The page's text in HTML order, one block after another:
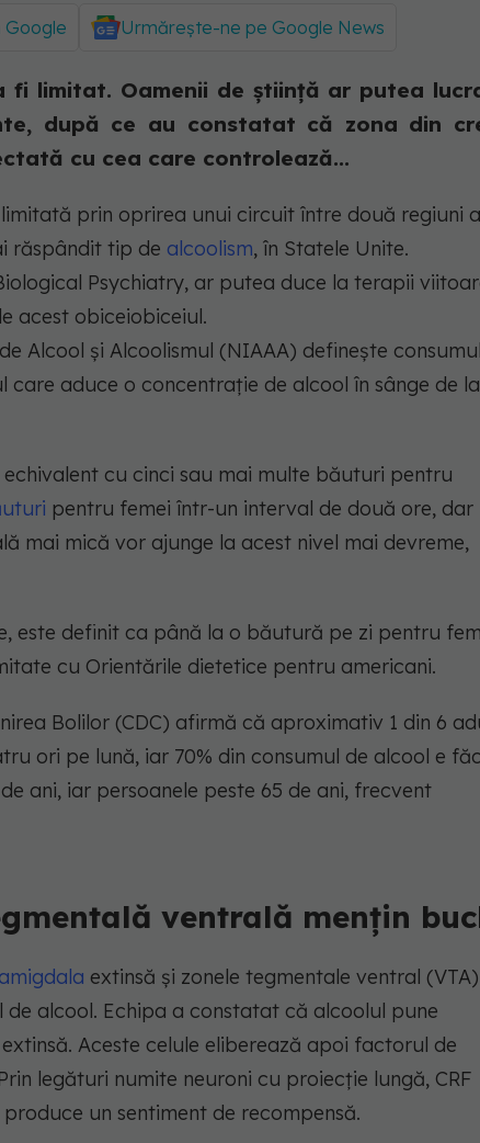
Google Urmărește-ne pe Google News
fi limitat. Oamenii de știință ar putea
după ce au constatat că zona din
cu cea care controlează...
prin oprirea unui circuit între două regiuni
răspândit tip de alcoolism, în Statele Unite.
Psychiatry, ar putea duce la terapii
acest obiceiobiceiul.
Alcool și Alcoolismul (NIAAA) definește consumul
care aduce o concentrație de alcool în sânge de la
cu cinci sau mai multe băuturi pentru
pentru femei într-un interval de două ore, dar
mai mică vor ajunge la acest nivel mai devreme,
este definit ca până la o băutură pe zi pentru
cu Orientările dietetice pentru americani.
Bolilor (CDC) afirmă că aproximativ 1 din 6
ori pe lună, iar 70% din consumul de alcool e
ani, iar persoanele peste 65 de ani, frecvent
ventrală mențin
amigdala extinsă și zonele tegmentale ventral
alcool. Echipa a constatat că alcoolul pune
Aceste celule eliberează apoi factorul de
legături numite neuroni cu proiecție lungă, CRF
un sentiment de recompensă.